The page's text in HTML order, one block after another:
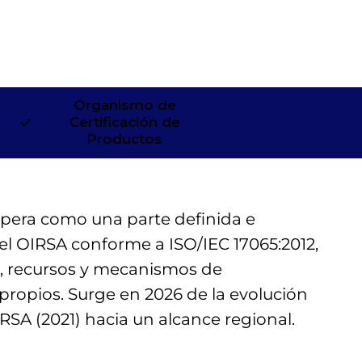
Organismo de
Certificación de
Productos
como una parte definida e
conforme a ISO/IEC 17065:2012,
recursos y mecanismos de
Surge en 2026 de la evolución
(2021) hacia un alcance regional.